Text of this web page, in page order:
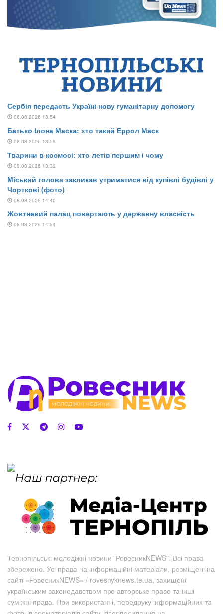
Тернопільські молодіжні новини "РовесникNEWS". Всі права
збережено. Усі права на інформаційні матеріали, розміщені на
сайті «РовесникNEWS» / rovesnyknews.te.ua, захищені
українським законодавством про авторське право та інші
суміжні права. При використанні, передруку інформаційних та